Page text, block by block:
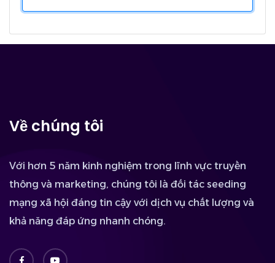
Về chúng tôi
Với hơn 5 năm kinh nghiệm trong lĩnh vực truyền
thông và marketing, chúng tôi là đối tác seeding
mạng xã hội đáng tin cậy với dịch vụ chất lượng và
khả năng đáp ứng nhanh chóng.